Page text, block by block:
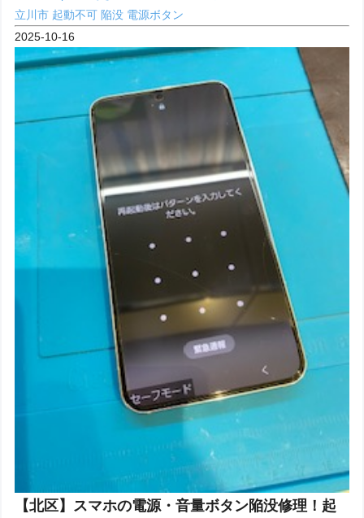
立川市 起動不可陥没 電源ボタン
2025-10-16
【北区】スマホの電源・音量ボタン陥没修理！起